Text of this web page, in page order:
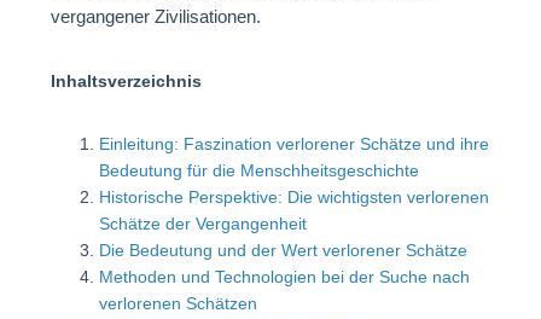
vergangener Zivilisationen.
Inhaltsverzeichnis
Einleitung: Faszination verlorener Schätze und ihre
Bedeutung für die Menschheitsgeschichte
Historische Perspektive: Die wichtigsten verlorenen
Schätze der Vergangenheit
Die Bedeutung und der Wert verlorener Schätze
Methoden und Technologien bei der Suche nach
verlorenen Schätzen